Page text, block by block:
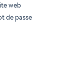
web
de passe